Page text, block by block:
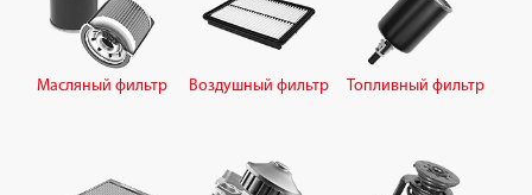
Масляный фильтр Воздушный фильтр Топливный фильтр